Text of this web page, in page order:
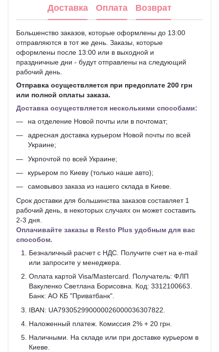
Доставка Оплата Возврат
Большенство заказов, которые оформлены до 13:00
отправляются в тот же день. Заказы, которые
оформлены после 13:00 или в выходной и
праздничные дни - будут отправлены на следующий
рабочий день.
Отправка осуществляется при предоплате 200 грн
или полной оплаты заказа.
Доставка осуществляется несколькими способами:
на отделение Новой почты или в почтомат;
адресная доставка курьером Новой почты по всей
Украине;
Укрпочтой по всей Украине;
курьером по Киеву (только наше авто);
самовывоз заказа из нашего склада в Киеве.
Срок доставки для большинства заказов составляет 1
рабочий день, в некоторых случаях он может составить
2-3 дня.
Оплачивайте заказы в Resto Plus удобным для вас
способом.
Безналичный расчет с НДС. Получите счет на e-mail
или запросите у менеджера.
Оплата картой Visa/Mastercard. Получатель: ФЛП
Вакуленко Светлана Борисовна. Код: 3312100663.
Банк: АО КБ "Приватбанк".
IBAN: UA793052990000026000036307822.
Наложенный платеж. Комиссия 2% + 20 грн.
Наличными. На складе или при доставке курьером в
Киеве.